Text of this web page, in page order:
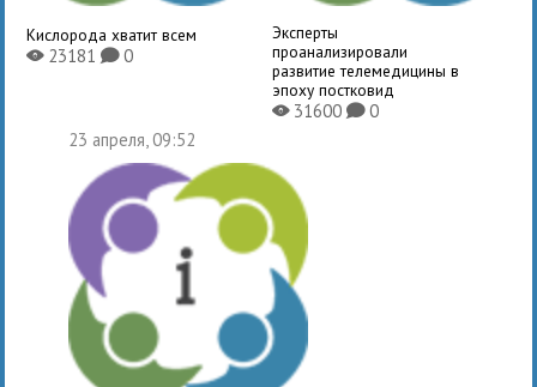
Кислорода хватит всем
X23181K0
Эксперты
проанализировали
развитие телемедицины в
эпоху постковид
X31600 K0
23 апреля, 09:52